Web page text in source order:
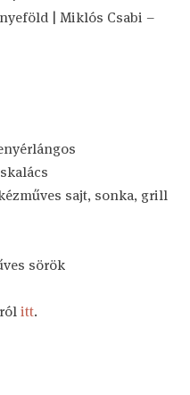
| Miklós Csabi –
sajt, sonka, grill
sörök
itt.